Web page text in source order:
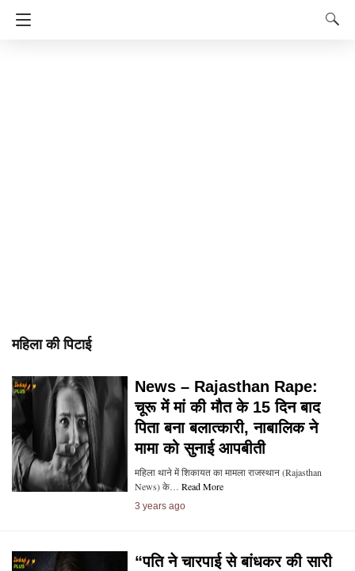
महिला की पिटाई
News – Rajasthan Rape:
चूरू में मां की मौत के 15 दिन बाद
पिता बना बलात्कारी, नाबालिक ने
मामा को सुनाई आपबीती
महिला थाने में शिकायत का मामला राजस्थान (Rajasthan
News) के… Read More
3 years ago
“पति ने चारपाई से बांधकर की सारी